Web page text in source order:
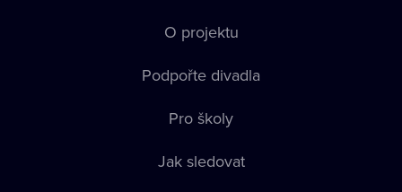
O projektu
Podpořte divadla
Pro školy
Jak sledovat